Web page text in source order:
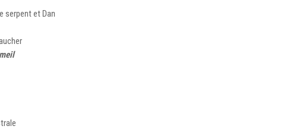
serpent et Dan